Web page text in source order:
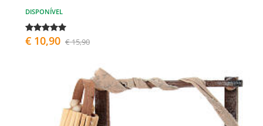
DISPONÍVEL
€ 10,90 € 15,90